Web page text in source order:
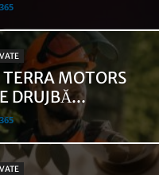
MOTORS
DRUJBĂ...